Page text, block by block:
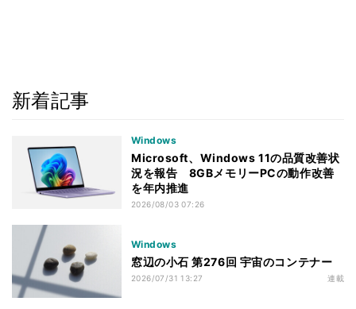
新着記事
Windows
Microsoft、Windows 11の品質改善状
況を報告 8GBメモリーPCの動作改善
を年内推進
2026/08/03 07:26
Windows
窓辺の小石 第276回 宇宙のコンテナー
2026/07/31 13:27 連載